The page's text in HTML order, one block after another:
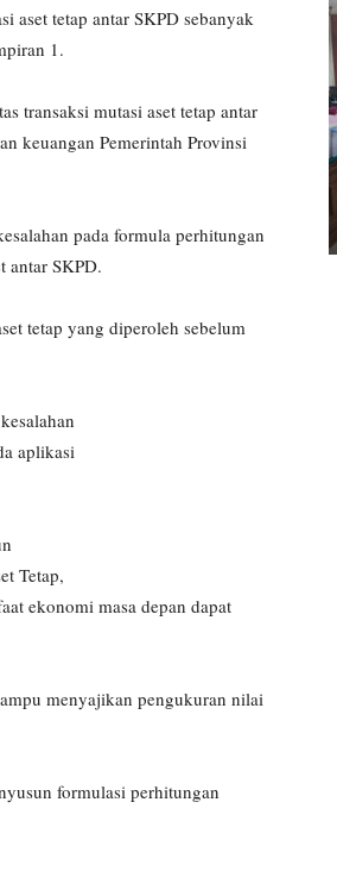
aset tetap antar SKPD sebanyak
1.
transaksi mutasi aset tetap antar
keuangan Pemerintah Provinsi
pada formula perhitungan
antar SKPD.
tetap yang diperoleh sebelum
aplikasi
Tetap,
ekonomi masa depan dapat
menyajikan pengukuran nilai
formulasi perhitungan